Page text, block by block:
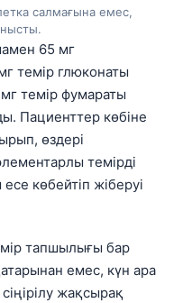
салмағына емес,
65 мг
темір глюконаты
темір фумараты
Пациенттер көбіне
өздері
темірді
көбейтіп жіберуі
тапшылығы бар
емес, күн ара
жақсырақ